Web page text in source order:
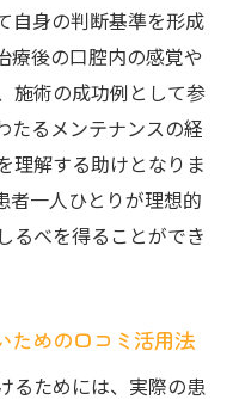
自身の判断基準を形成
療後の口腔内の感覚や
施術の成功例として参
たるメンテナンスの経
理解する助けとなりま
者一人ひとりが理想的
るべを得ることができ
ための口コミ活用法
るためには、実際の患